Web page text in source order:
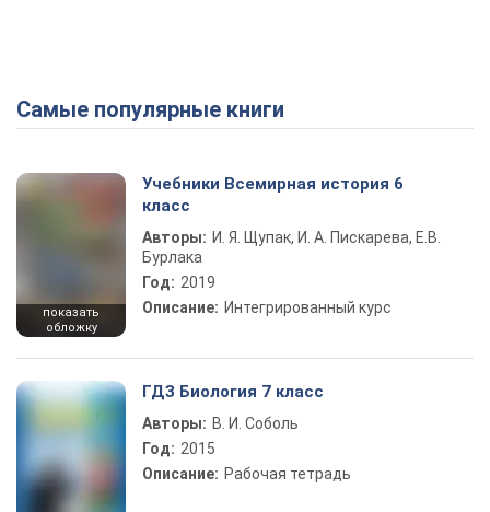
Самые популярные книги
показать
обложку
Учебники Всемирная история 6
класс
Авторы: И. Я. Щупак, И. А. Пискарева, Е.В.
Бурлака
Год: 2019
Описание: Интегрированный курс
ГДЗ Биология 7 класс
Авторы: В. И. Соболь
Год: 2015
Описание: Рабочая тетрадь